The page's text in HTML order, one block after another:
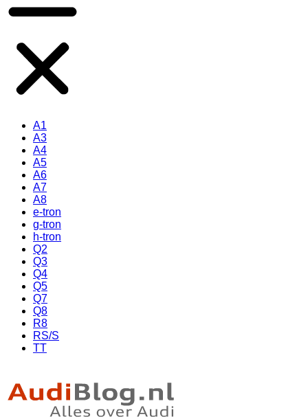
A1
A3
A4
A5
A6
A7
A8
e-tron
g-tron
h-tron
Q2
Q3
Q4
Q5
Q7
Q8
R8
RS/S
TT